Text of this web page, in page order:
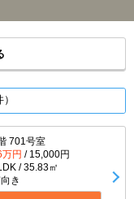
701号室
万円 / 15,000円
/ 35.83㎡
き